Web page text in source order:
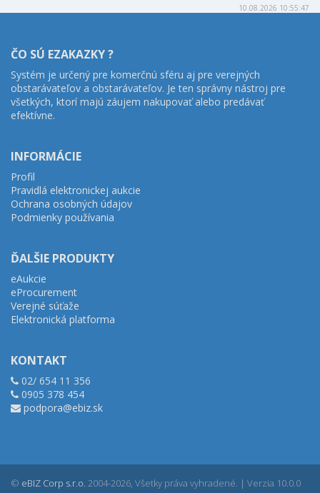
10.08.2026 10:55:47
ČO SÚ EZAKAZKY ?
Systém je určený pre komerčnú sféru aj pre verejných
obstarávateľov a obstarávateľov. Je ten správny nástroj pre
všetkých, ktorí majú záujem nakupovať alebo predávať
efektívne.
INFORMÁCIE
Profil
Pravidlá elektronickej aukcie
Ochrana osobných údajov
Podmienky používania
ĎALŠIE PRODUKTY
eAukcie
eProcurement
Verejné súťaže
Elektronická platforma
KONTAKT
02/ 654 11 356
0905 378 454
podpora@ebiz.sk
© eBIZ Corp s.r.o. 2004-2026, Všetky práva vyhradené. | Verzia 10.0.0